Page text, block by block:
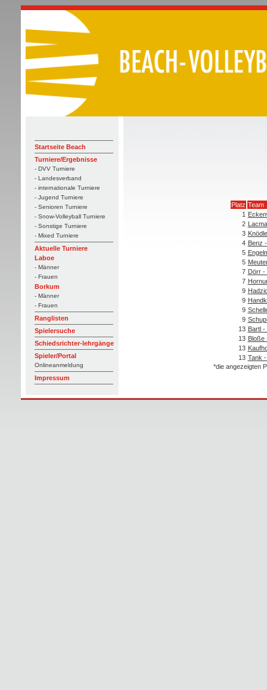
Startseite Beach
Turniere/Ergebnisse
- DVV Turniere
- Landesverband
- internationale Turniere
- Jugend Turniere
- Senioren Turniere
- Snow-Volleyball Turniere
- Sonstige Turniere
- Mixed Turniere
Aktuelle Turniere
Laboe
- Männer
- Frauen
Borkum
- Männer
- Frauen
Ranglisten
Spielersuche
Schiedsrichter-lehrgänge
Spieler/Portal
Onlineanmeldung
Impressum
Platz Team
1
2
3
4 Benz
5
5
7 Dörr -
7
9
9
9
9
13 Bartl -
13 Bloße
13
13 Tank
*die angezeigten